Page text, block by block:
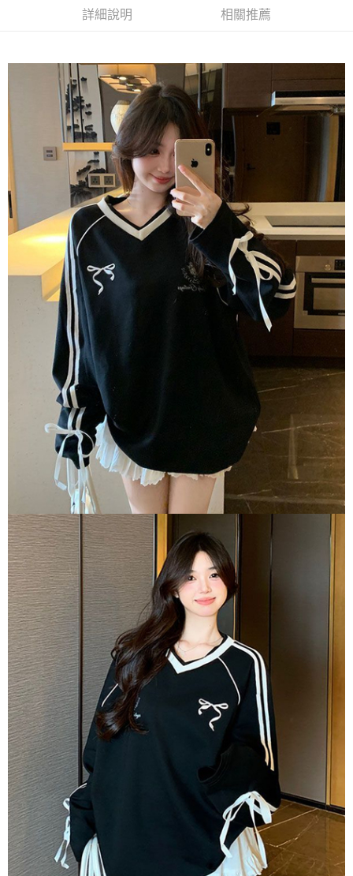
每筆NT$130，滿NT$599(含以上)免運費
每筆NT$130，滿NT$599(含以上)免運費
詳細說明 相關推薦